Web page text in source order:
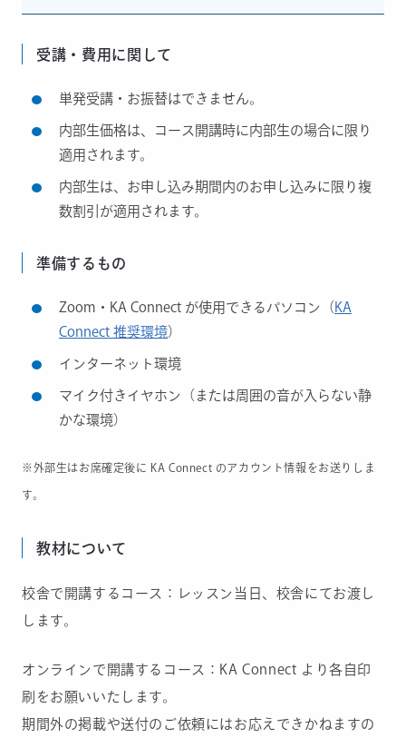
受講・費用に関して
単発受講・お振替はできません。
内部生価格は、コース開講時に内部生の場合に限り
適用されます。
内部生は、お申し込み期間内のお申し込みに限り複
数割引が適用されます。
準備するもの
Zoom・KA Connect が使用できるパソコン（ KA
Connect 推奨環境）
インターネット環境
マイク付きイヤホン（または周囲の音が入らない静
かな環境）
※外部生はお席確定後に KA Connect のアカウント情報をお送りしま
す。
教材について
校舎で開講するコース：レッスン当日、校舎にてお渡し
します。
オンラインで開講するコース：KA Connect より各自印
刷をお願いいたします。
期間外の掲載や送付のご依頼にはお応えできかねますの